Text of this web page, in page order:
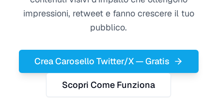
impressioni, retweet e fanno crescere il tuo
pubblico.
Crea Carosello Twitter/X — Gratis
Scopri Come Funziona